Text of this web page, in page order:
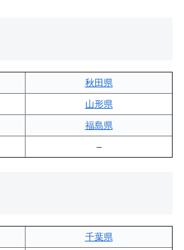
秋田県
山形県
福島県
–
千葉県